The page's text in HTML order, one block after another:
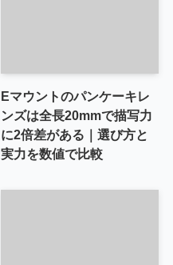
Eマウントのパンケーキレ
ンズは全長20mmで描写力
に2倍差がある｜選び方と
実力を数値で比較